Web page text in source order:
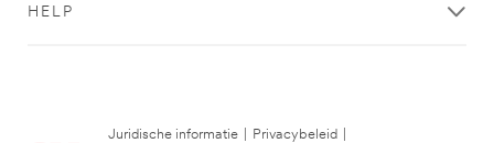
HELP
Juridische informatie Privacybeleid